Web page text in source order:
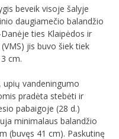
beveik visoje šalyje
daugiamečio balandžio
ties Klaipėdos ir
jis buvo šiek tiek
cm.
vandeningumo
pradėta stebėti ir
pabaigoje (28 d.)
minimalaus balandžio
(buvęs 41 cm). Paskutinę